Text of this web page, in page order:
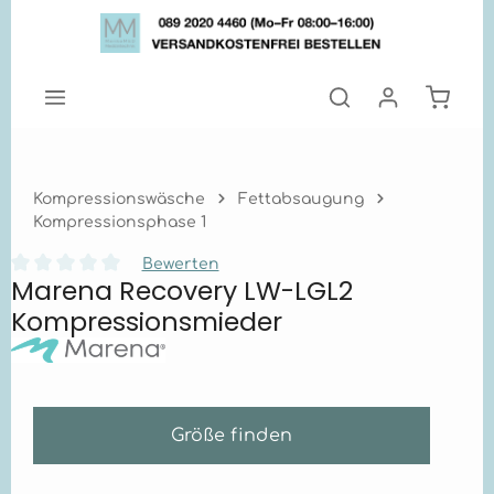
Zum Hauptinhalt springen
Kompressionswäsche
Fettabsaugung
Kompressionsphase 1
Durchschnittliche Bewertung von 0 von 5 Sternen
Bewerten
Marena Recovery LW-LGL2
Kompressionsmieder
Größe finden